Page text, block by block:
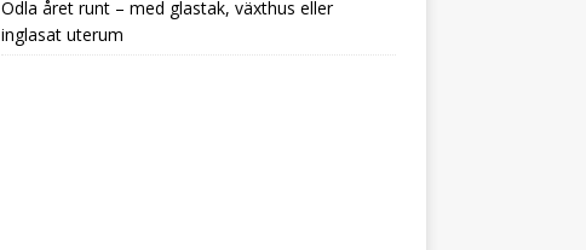
Odla året runt – med glastak, växthus eller
inglasat uterum